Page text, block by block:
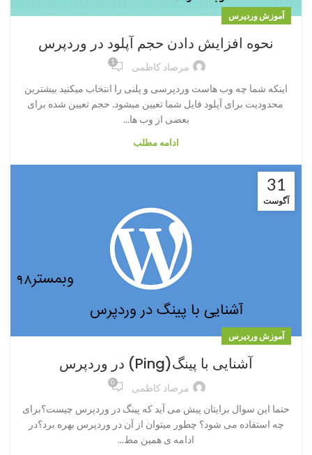
آموزش وردپرس
نحوه افزایش دادن حجم آپلود در وردپرس
مرصاد کاظمی 1
اینکه شما چه وب هاست وردپرسی و پلنی را انتخاب میکنید بیشترین
محدودیت برای آپلود فایل شما تعیین میشود. حجم تعیین شده برای
بعضی از وب ها...
ادامه مطلب
31
آگوست
آموزش وردپرس
آشنایی با پینگ(Ping) در وردپرس
مرصاد کاظمی 0
حتما این سوال برایتان پیش می آید که پینگ در وردپرس چیست؟برای
چه استفاده می شود؟ چطور میتوان از آن در وردپرس بهره برد؟در
ادامه ی همین مط...